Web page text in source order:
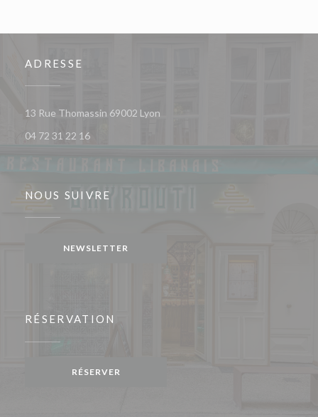
ADRESSE
13 Rue Thomassin 69002 Lyon
04 72 31 22 16
NOUS SUIVRE
NEWSLETTER
RÉSERVATION
RÉSERVER